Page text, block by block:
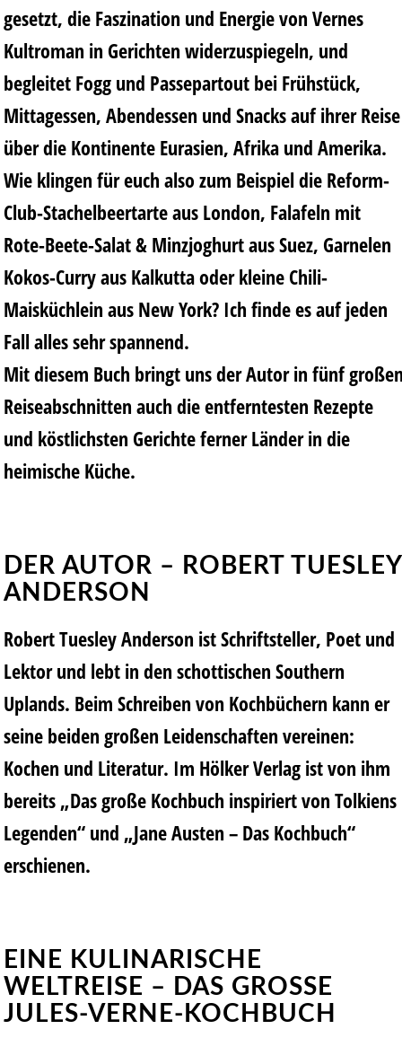
gesetzt, die Faszination und Energie von Vernes
Kultroman in Gerichten widerzuspiegeln, und
begleitet Fogg und Passepartout bei Frühstück,
Mittagessen, Abendessen und Snacks auf ihrer Reise
über die Kontinente Eurasien, Afrika und Amerika.
Wie klingen für euch also zum Beispiel die Reform-
Club-Stachelbeertarte aus London, Falafeln mit
Rote-Beete-Salat & Minzjoghurt aus Suez, Garnelen
Kokos-Curry aus Kalkutta oder kleine Chili-
Maisküchlein aus New York? Ich finde es auf jeden
Fall alles sehr spannend.
Mit diesem Buch bringt uns der Autor in fünf
Reiseabschnitten auch die entferntesten Rezepte
und köstlichsten Gerichte ferner Länder in die
heimische Küche.
DER AUTOR – ROBERT TUESLEY
ANDERSON
Robert Tuesley Anderson ist Schriftsteller, Poet und
Lektor und lebt in den schottischen Southern
Uplands. Beim Schreiben von Kochbüchern kann er
seine beiden großen Leidenschaften vereinen:
Kochen und Literatur. Im Hölker Verlag ist von ihm
bereits „Das große Kochbuch inspiriert von Tolkiens
Legenden“ und „Jane Austen – Das Kochbuch“
erschienen.
EINE KULINARISCHE
WELTREISE – DAS GROSSE J
ULES-VERNE-KOCHBUCH